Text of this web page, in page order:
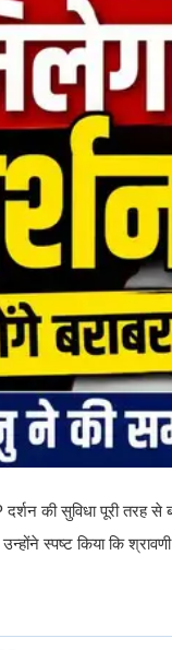
की सुविधा पूरी
स्पष्ट किया कि